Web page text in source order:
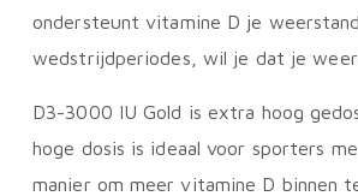
ondersteunt vitamine D je
wedstrijdperiodes, wil je dat je
D3-3000 IU Gold is extra hoog
hoge dosis is ideaal voor sporters
manier om meer vitamine D binnen